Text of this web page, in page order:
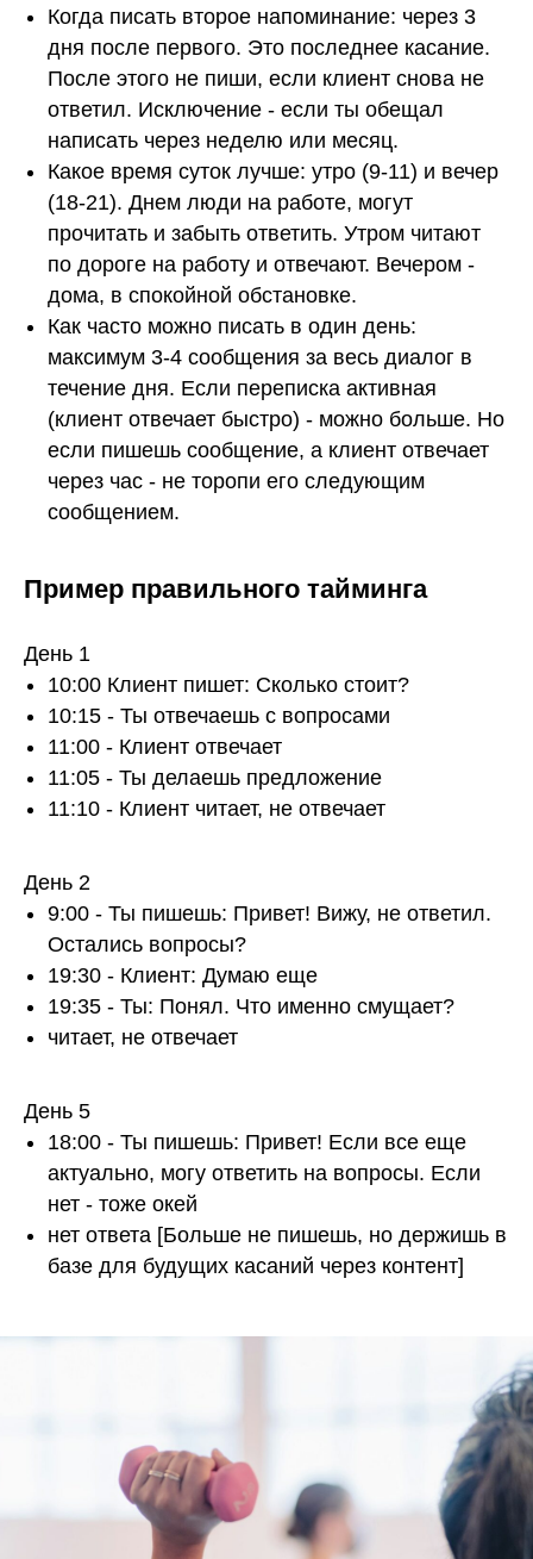
Когда писать второе напоминание: через 3
дня после первого. Это последнее касание.
После этого не пиши, если клиент снова не
ответил. Исключение - если ты обещал
написать через неделю или месяц.
Какое время суток лучше: утро (9-11) и вечер
(18-21). Днем люди на работе, могут
прочитать и забыть ответить. Утром читают
по дороге на работу и отвечают. Вечером -
дома, в спокойной обстановке.
Как часто можно писать в один день:
максимум 3-4 сообщения за весь диалог в
течение дня. Если переписка активная
(клиент отвечает быстро) - можно больше. Но
если пишешь сообщение, а клиент отвечает
через час - не торопи его следующим
сообщением.
Пример правильного тайминга
День 1
10:00 Клиент пишет: Сколько стоит?
10:15 - Ты отвечаешь с вопросами
11:00 - Клиент отвечает
11:05 - Ты делаешь предложение
11:10 - Клиент читает, не отвечает
День 2
9:00 - Ты пишешь: Привет! Вижу, не ответил.
Остались вопросы?
19:30 - Клиент: Думаю еще
19:35 - Ты: Понял. Что именно смущает?
читает, не отвечает
День 5
18:00 - Ты пишешь: Привет! Если все еще
актуально, могу ответить на вопросы. Если
нет - тоже окей
нет ответа [Больше не пишешь, но держишь в
базе для будущих касаний через контент]